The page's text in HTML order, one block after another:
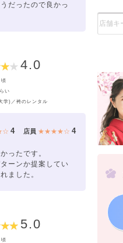
だったので良かっ
4.0
い
学)／袴のレンタル
4 店員 ★★★★☆ 4
ったです。
ーンか提案してい
ました。
5.0
頃